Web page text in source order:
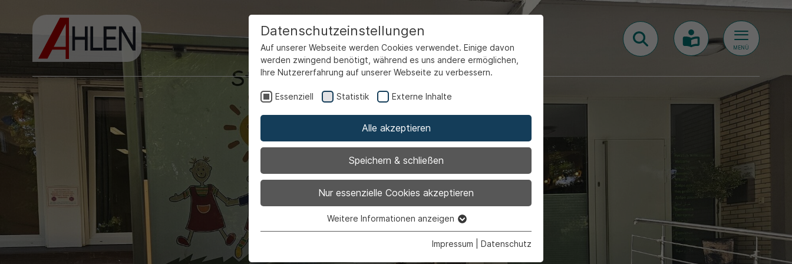
MENÜ
Termine
Datenschutzeinstellungen
Auf unserer Webseite werden Cookies verwendet. Einige davon
werden zwingend benötigt, während es uns andere ermöglichen,
Ihre Nutzererfahrung auf unserer Webseite zu verbessern.
Essenziell Statistik Externe Inhalte
Alle akzeptieren
Speichern & schließen
Nur essenzielle Cookies akzeptieren
Essenzielle Cookies werden für grundlegende Funktionen der
Weitere Informationen anzeigen
Impressum Datenschutz